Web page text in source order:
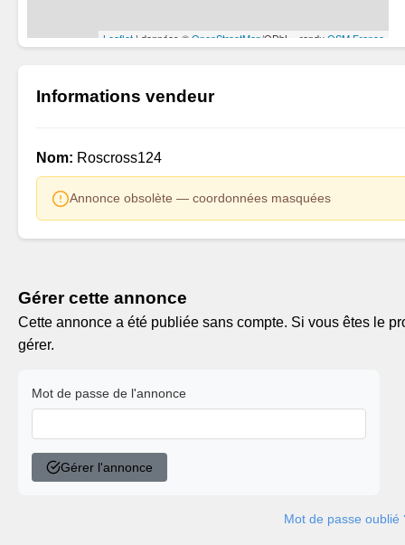
Informations vendeur
Nom: Roscross124
Annonce obsolète — coordonnées masquées
Gérer cette annonce
Cette annonce a été publiée sans compte. Si vous êtes le
gérer.
Mot de passe de l'annonce
Gérer l'annonce
Mot de passe oublié